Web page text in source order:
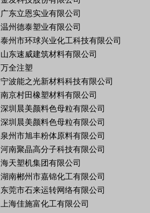
广东立恩实业有限公司
温州德泰塑业有限公司
泰州市环球兴业化工科技有限公司
山东速威建筑材料有限公司
万全注塑
宁波能之光新材料科技有限公司
南京村田橡塑材料有限公司
深圳晨美颜料色母粒有限公司
深圳晨美颜料色母粒有限公司
泉州市旭丰粉体原料有限公司
河南聚晶高分子科技有限公司
海天塑机集团有限公司
湖南郴州市嘉锦化工有限公司
东莞市石来运转网络有限公司
上海佳施富化工有限公司